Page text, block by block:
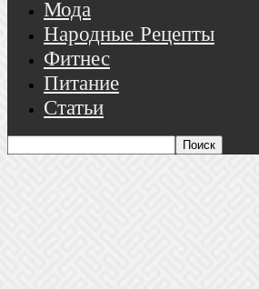
Мода
Народные Рецепты
Фитнес
Питание
Статьи